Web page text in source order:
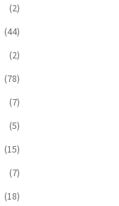
(2)
(44)
(2)
(78)
(7)
(5)
(15)
(7)
(18)